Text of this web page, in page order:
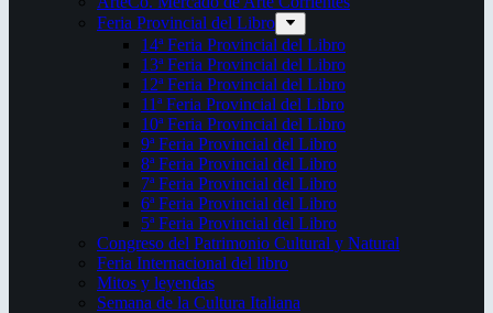
Feria Provincial del Libro
14ª Feria Provincial del Libro
13ª Feria Provincial del Libro
12ª Feria Provincial del Libro
11ª Feria Provincial del Libro
10ª Feria Provincial del Libro
9ª Feria Provincial del Libro
8ª Feria Provincial del Libro
7ª Feria Provincial del Libro
6ª Feria Provincial del Libro
5ª Feria Provincial del Libro
Congreso del Patrimonio Cultural y Natural
Feria Internacional del libro
Mitos y leyendas
Semana de la Cultura Italiana